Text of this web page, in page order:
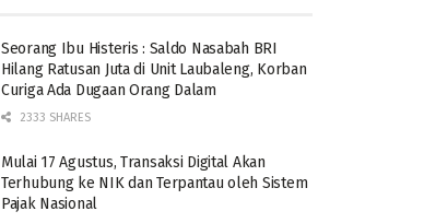
Seorang Ibu Histeris : Saldo Nasabah BRI
Hilang Ratusan Juta di Unit Laubaleng, Korban
Curiga Ada Dugaan Orang Dalam
2333 SHARES
Mulai 17 Agustus, Transaksi Digital Akan
Terhubung ke NIK dan Terpantau oleh Sistem
Pajak Nasional